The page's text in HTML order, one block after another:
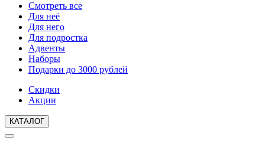
Смотреть все
Для неё
Для него
Для подростка
Адвенты
Наборы
Подарки до 3000 рублей
Скидки
Акции
КАТАЛОГ